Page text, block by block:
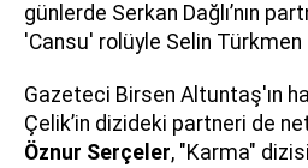
günlerde Serkan Dağlı’nın
'Cansu' rolüyle Selin Türkmen
Gazeteci Birsen Altuntaş'ın
Çelik’in dizideki partneri de
Öznur Serçeler, "Karma"